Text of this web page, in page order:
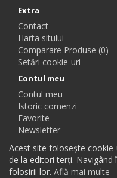
Extra
Contact
Harta sitului
Comparare Produse (0)
Setări cookie-uri
Contul meu
Contul meu
Istoric comenzi
Favorite
Newsletter
Acest site folosește
de la editori terți.
folosirii lor. Află mai multe